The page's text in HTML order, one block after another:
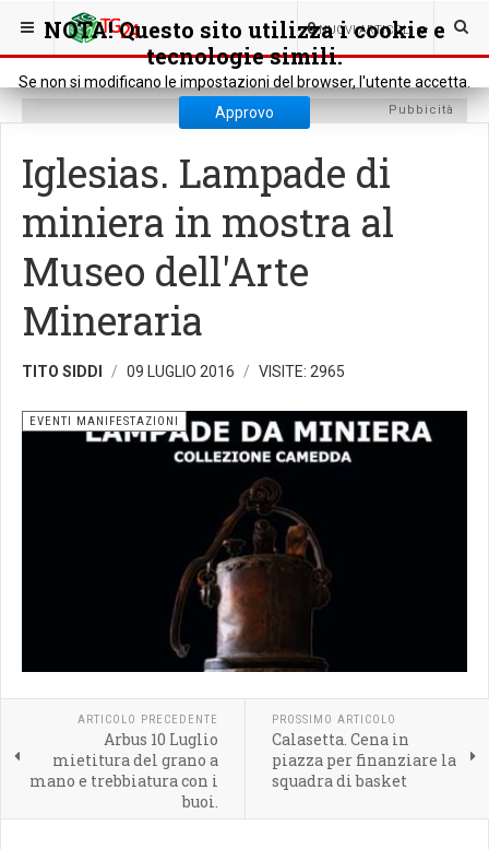
NOTA! Questo sito utilizza i cookie e
tecnologie simili.
Se non si modificano le impostazioni del browser, l'utente accetta.
Approvo
0 NUOVI ARTICOLI
SEI QUI: CULTURA EVENTI MANIFESTAZIONI
Pubbicità
Iglesias. Lampade di
miniera in mostra al
Museo dell'Arte
Mineraria
TITO SIDDI 09 LUGLIO 2016 VISITE: 2965
EVENTI MANIFESTAZIONI
ARTICOLO PRECEDENTE
Arbus 10 Luglio
mietitura del grano a
mano e trebbiatura con i
buoi.
PROSSIMO ARTICOLO
Calasetta. Cena in
piazza per finanziare la
squadra di basket